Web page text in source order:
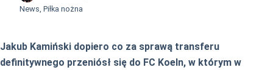
News, Piłka nożna
Jakub Kamiński dopiero co za sprawą transferu
definitywnego przeniósł się do FC Koeln, w którym w